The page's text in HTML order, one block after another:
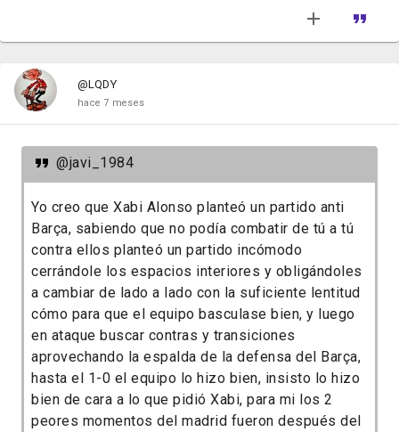
@LQDY
hace 7 meses
@javi_1984
Yo creo que Xabi Alonso planteó un partido anti
Barça, sabiendo que no podía combatir de tú a tú
contra ellos planteó un partido incómodo
cerrándole los espacios interiores y obligándoles
a cambiar de lado a lado con la suficiente lentitud
cómo para que el equipo basculase bien, y luego
en ataque buscar contras y transiciones
aprovechando la espalda de la defensa del Barça,
hasta el 1-0 el equipo lo hizo bien, insisto lo hizo
bien de cara a lo que pidió Xabi, para mi los 2
peores momentos del madrid fueron después del